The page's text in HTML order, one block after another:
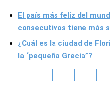
Tendencias Mix
Sports
El país más feliz del
consecutivos tiene más
¿Cuál es la ciudad de
la “pequeña Grecia”?